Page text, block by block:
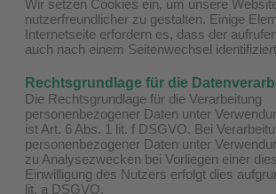
Wir setzen Cookies ein, um unsere
nutzerfreundlicher zu gestalten. Einige
Internetseite erfordern es, dass der
auch nach einem Seitenwechsel
Rechtsgrundlage für die
Die Rechtsgrundlage für die Verarbeitung
personenbezogener Daten unter
ist Art. 6 Abs. 1 lit. f DSGVO. Bei
personenbezogener Daten unter
zu Analysezwecken bei Vorliegen einer
Einwilligung des Nutzers erfolgt dies
lit. a DSGVO.